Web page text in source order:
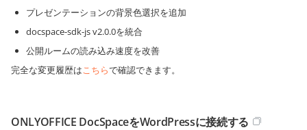
プレゼンテーションの背景色選択を追加
docspace-sdk-js v2.0.0を統合
公開ルームの読み込み速度を改善
完全な変更履歴はこちらで確認できます。
ONLYOFFICE DocSpaceをWordPressに接続する